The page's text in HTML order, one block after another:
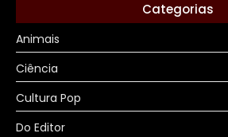
Categorias
Animais
Ciência
Cultura Pop
Do Editor